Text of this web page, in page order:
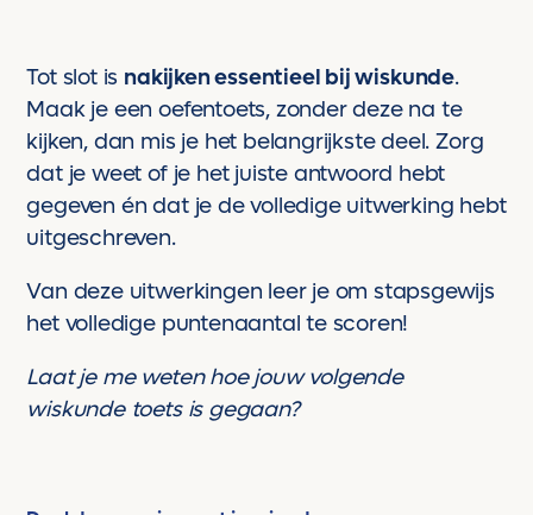
Tot slot is nakijken essentieel bij wiskunde.
Maak je een oefentoets, zonder deze na te
kijken, dan mis je het belangrijkste deel. Zorg
dat je weet of je het juiste antwoord hebt
gegeven én dat je de volledige uitwerking hebt
uitgeschreven.
Van deze uitwerkingen leer je om stapsgewijs
het volledige puntenaantal te scoren!
Laat je me weten hoe jouw volgende
wiskunde toets is gegaan?